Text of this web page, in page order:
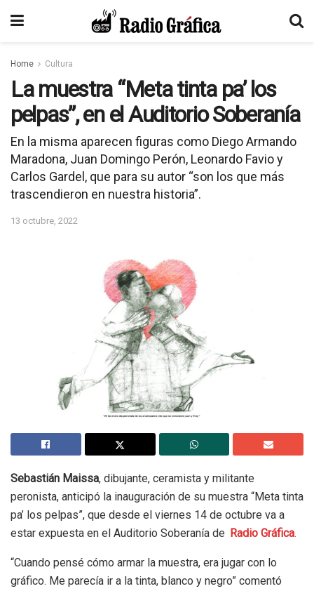
Home Cultura
La muestra “Meta tinta pa’ los
pelpas”, en el Auditorio Soberanía
En la misma aparecen figuras como Diego Armando
Maradona, Juan Domingo Perón, Leonardo Favio y
Carlos Gardel, que para su autor “son los que más
trascendieron en nuestra historia”.
13 octubre, 2022
Sebastián Maissa, dibujante, ceramista y militante
peronista, anticipó la inauguración de su muestra “Meta tinta
pa’ los pelpas”, que desde el viernes 14 de octubre va a
estar expuesta en el Auditorio Soberanía de Radio Gráfica.
“Cuando pensé cómo armar la muestra, era jugar con lo
gráfico. Me parecía ir a la tinta, blanco y negro” comentó